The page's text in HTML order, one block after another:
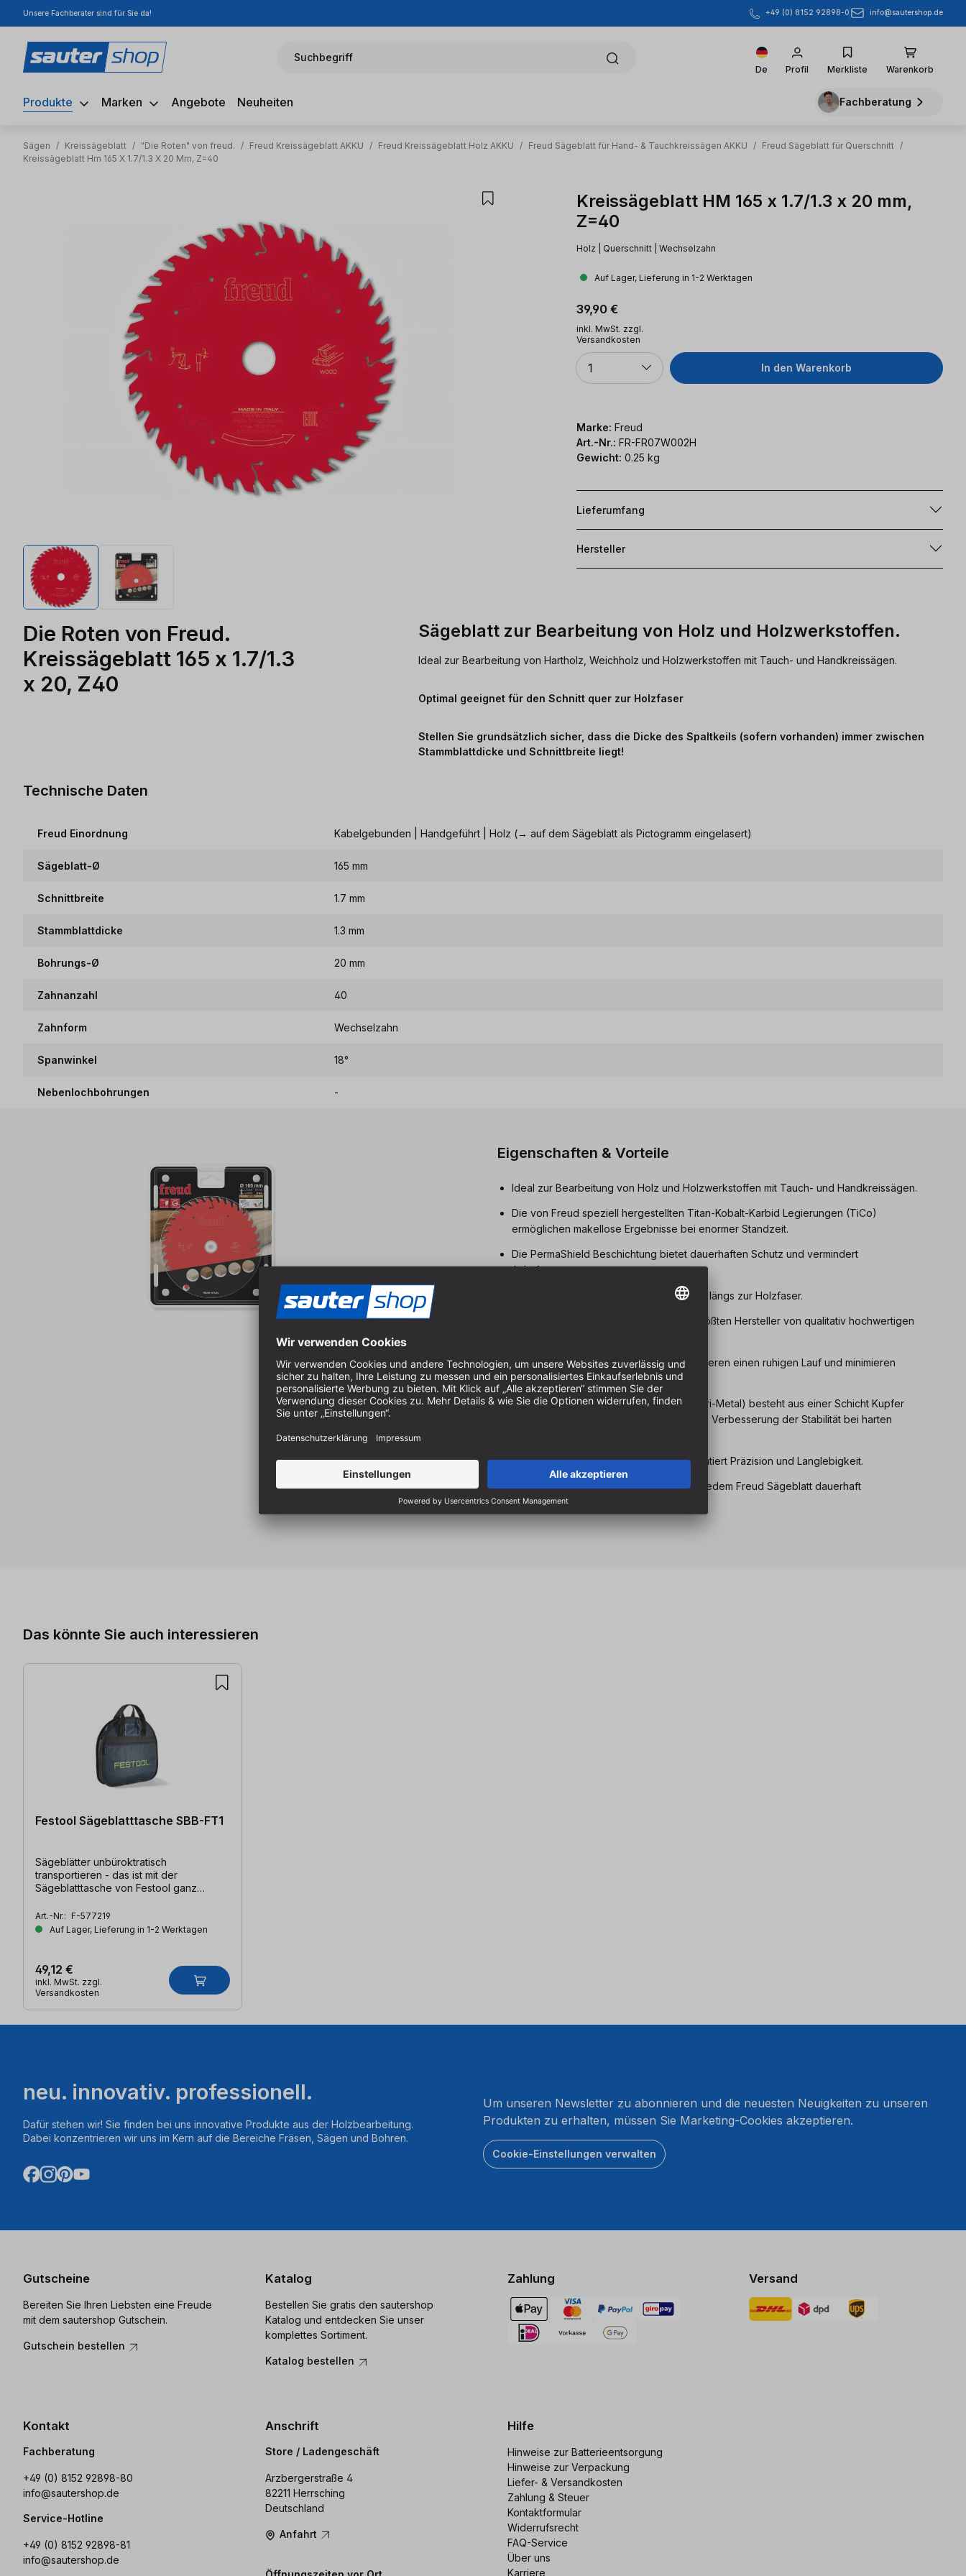
Hauptinhalt springen
Zur Suche springen
Zur Hauptnavigation springen
Unsere Fachberater sind für Sie da! +49 (0) 8152 92898-0 info@sautershop.de
Suchbegriff
De Profil Merkliste Warenkorb
Produkte Marken Angebote Neuheiten Fachberatung
Sägen / Kreissägeblatt / "Die Roten" von freud. / Freud Kreissägeblatt AKKU / Freud Kreissägeblatt Holz AKKU / Freud Sägeblatt für Hand- & Tauchkreissägen AKKU / Freud Sägeblatt für Querschnitt /
Kreissägeblatt Hm 165 X 1.7/1.3 X 20 Mm, Z=40
Kreissägeblatt HM 165 x 1.7/1.3 x 20 mm,
Z=40
Holz | Querschnitt | Wechselzahn
Auf Lager, Lieferung in 1-2 Werktagen
Regulärer Preis:
39,90 €
inkl. MwSt. zzgl.
Versandkosten
Anzahl
1 In den Warenkorb
Marke: Freud
Art.-Nr.: FR-FR07W002H
Gewicht: 0.25 kg
Lieferumfang
Hersteller
Die Roten von Freud.
Kreissägeblatt 165 x 1.7/1.3
x 20, Z40
Sägeblatt zur Bearbeitung von Holz und Holzwerkstoffen.
Ideal zur Bearbeitung von Hartholz, Weichholz und Holzwerkstoffen mit Tauch- und Handkreissägen.
Optimal geeignet für den Schnitt quer zur Holzfaser
Stellen Sie grundsätzlich sicher, dass die Dicke des Spaltkeils (sofern vorhanden) immer zwischen
Stammblattdicke und Schnittbreite liegt!
Technische Daten
Freud Einordnung Kabelgebunden | Handgeführt | Holz (→ auf dem Sägeblatt als Pictogramm eingelasert)
Sägeblatt-Ø 165 mm
Schnittbreite 1.7 mm
Stammblattdicke 1.3 mm
Bohrungs-Ø 20 mm
Zahnanzahl 40
Zahnform Wechselzahn
Spanwinkel 18°
Nebenlochbohrungen -
Eigenschaften & Vorteile
Ideal zur Bearbeitung von Holz und Holzwerkstoffen mit Tauch- und Handkreissägen.
Die von Freud speziell hergestellten Titan-Kobalt-Karbid Legierungen (TiCo)
ermöglichen makellose Ergebnisse bei enormer Standzeit.
Die PermaShield Beschichtung bietet dauerhaften Schutz und vermindert
Anhaftungen.
Ideal für den Querschnitt, gut für Schnitte längs zur Holzfaser.
Sägeblätter von Freud - dem weltweit größten Hersteller von qualitativ hochwertigen
Eingelaserte Antivibrationsschlitze garantieren einen ruhigen Lauf und minimieren
Geräuschentwicklungen.
Die spezielle Hartlötverbindung (Freud Tri-Metal) besteht aus einer Schicht Kupfer
zwischen zwei Schichten Silber, was eine Verbesserung der Stabilität bei harten
Stammblatt aus ausgewähltem Stahl garantiert Präzision und Langlebigkeit.
Die wesentlichen Informationen sind auf jedem Freud Sägeblatt dauerhaft
eingelasert.
Das könnte Sie auch interessieren
Festool Sägeblatttasche SBB-FT1
Sägeblätter unbüroktratisch
transportieren - das ist mit der
Sägeblatttasche von Festool ganz
Art.-Nr.: F-577219
Auf Lager, Lieferung in 1-2 Werktagen
49,12 €
inkl. MwSt. zzgl.
Versandkosten
neu. innovativ. professionell.
Dafür stehen wir! Sie finden bei uns innovative Produkte aus der Holzbearbeitung.
Dabei konzentrieren wir uns im Kern auf die Bereiche Fräsen, Sägen und Bohren.
Um unseren Newsletter zu abonnieren und die neuesten Neuigkeiten zu unseren
Produkten zu erhalten, müssen Sie Marketing-Cookies akzeptieren.
Cookie-Einstellungen verwalten
Gutscheine
Bereiten Sie Ihren Liebsten eine Freude
mit dem sautershop Gutschein.
Gutschein bestellen
Katalog
Bestellen Sie gratis den sautershop
Katalog und entdecken Sie unser
komplettes Sortiment.
Katalog bestellen
Zahlung Versand
Kontakt
Fachberatung
+49 (0) 8152 92898-80
info@sautershop.de
Service-Hotline
+49 (0) 8152 92898-81
info@sautershop.de
Anschrift
Store / Ladengeschäft
Arzbergerstraße 4
82211 Herrsching
Deutschland
Anfahrt
Hilfe
Hinweise zur Batterieentsorgung
Hinweise zur Verpackung
Liefer- & Versandkosten
Zahlung & Steuer
Kontaktformular
Widerrufsrecht
FAQ-Service
Über uns
Karriere